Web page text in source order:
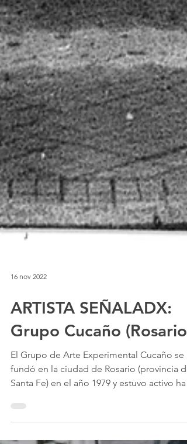
16 nov 2022
ARTISTA SEÑALADX:
Grupo Cucaño (Rosario)
El Grupo de Arte Experimental Cucaño se
Santa Fe) en el año 1979 y estuvo activo
1982.